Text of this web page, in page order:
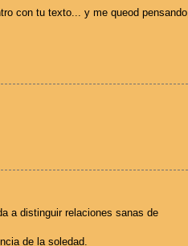
con tu texto... y me queod pensando,
a distinguir relaciones sanas de
de la soledad.